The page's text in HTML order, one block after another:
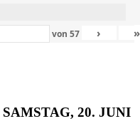
von 57 › »
SAMSTAG, 20. JUNI